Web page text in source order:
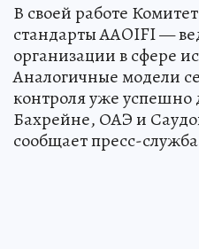
В своей работе
стандарты AAOIFI —
организации в сфере
Аналогичные модели
контроля уже успешно
Бахрейне, ОАЭ и
сообщает пресс-